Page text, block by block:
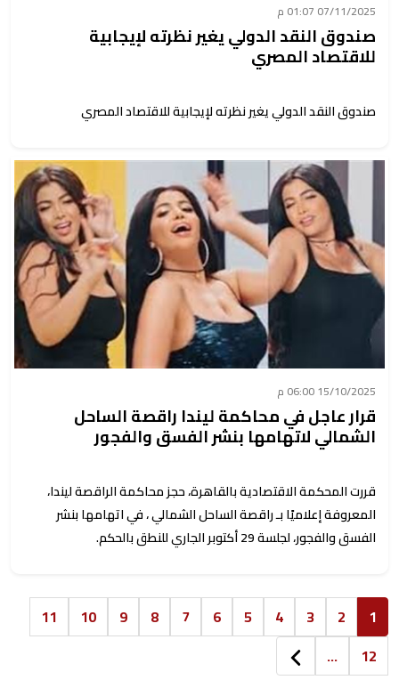
07/11/2025 01:07 م
صندوق النقد الدولي يغير نظرته لإيجابية
للاقتصاد المصري
صندوق النقد الدولي يغير نظرته لإيجابية للاقتصاد المصري
15/10/2025 06:00 م
قرار عاجل في محاكمة ليندا راقصة الساحل
الشمالي لاتهامها بنشر الفسق والفجور
قررت المحكمة الاقتصادية بالقاهرة، حجز محاكمة الراقصة ليندا،
المعروفة إعلاميًا بـ راقصة الساحل الشمالي ، في اتهامها بنشر
الفسق والفجور، لجلسة 29 أكتوبر الجاري للنطق بالحكم.
1
2
3
4
5
6
7
8
9
10
11
12
...